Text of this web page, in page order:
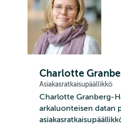
Charlotte
Asiakasratkaisupäällikkö
Charlotte Granberg-
arkaluonteisen datan